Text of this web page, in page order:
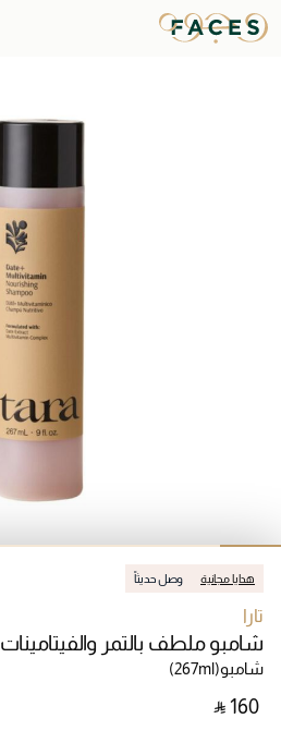
هدايا مجانية وصل حديثاً
تارا
شامبو ملطف بالتمر
شامبو(267ml)
‎ ⃁ ⁦160⁩ ‎